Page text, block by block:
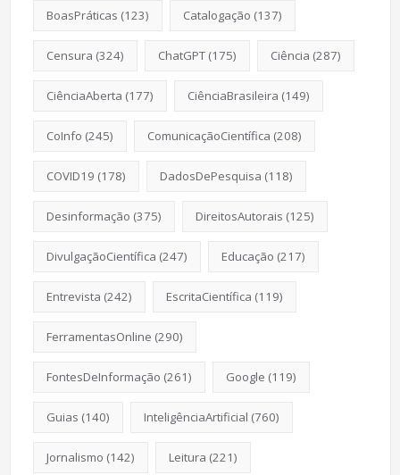
BoasPráticas (123) Catalogação (137)
Censura (324) ChatGPT(175) Ciência (287)
CiênciaAberta (177) CiênciaBrasileira (149)
CoInfo (245) ComunicaçãoCientífica (208)
COVID19 (178) DadosDePesquisa (118)
Desinformação (375) DireitosAutorais (125)
DivulgaçãoCientífica (247) Educação (217)
Entrevista (242) EscritaCientífica (119)
FerramentasOnline (290)
FontesDeInformação (261) Google (119)
Guias (140) InteligênciaArtificial (760)
Jornalismo (142) Leitura (221)